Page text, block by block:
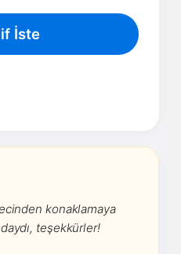
İste
konaklamaya
teşekkürler!